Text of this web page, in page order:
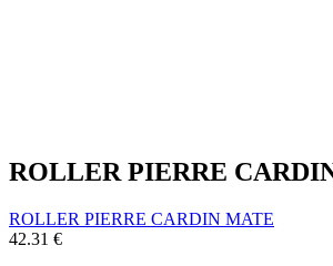
ROLLER PIERRE
ROLLER PIERRE CARDIN MATE
42.31 €